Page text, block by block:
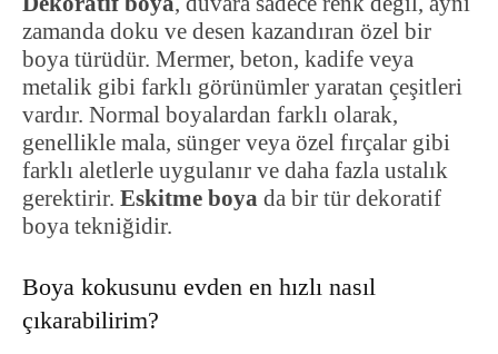
zamanda doku ve desen kazandıran özel bir
boya türüdür. Mermer, beton, kadife veya
metalik gibi farklı görünümler yaratan çeşitleri
vardır. Normal boyalardan farklı olarak,
genellikle mala, sünger veya özel fırçalar gibi
farklı aletlerle uygulanır ve daha fazla ustalık
gerektirir. Eskitme boya da bir tür dekoratif
boya tekniğidir.
Boya kokusunu evden en hızlı nasıl
çıkarabilirim?